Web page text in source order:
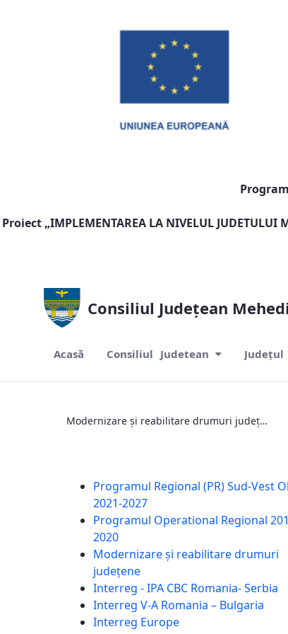
Proiect „IMPLEMENTAREA LA NIVELUL JUDETULUI
Consiliul Județean
Acasă Consiliul Judetean
Modernizare și reabilitare drumuri județene
Programul Regional (PR) Sud-Vest
2021-2027
Programul Operational Regional
2020
Modernizare și reabilitare drumuri
județene
Interreg - IPA CBC Romania- Serbia
Interreg V-A Romania – Bulgaria
Interreg Europe